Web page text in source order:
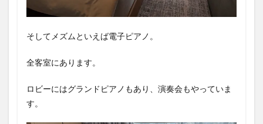
そしてメズムといえば電子ピアノ。
全客室にあります。
ロビーにはグランドピアノもあり、演奏会もやっていま
す。